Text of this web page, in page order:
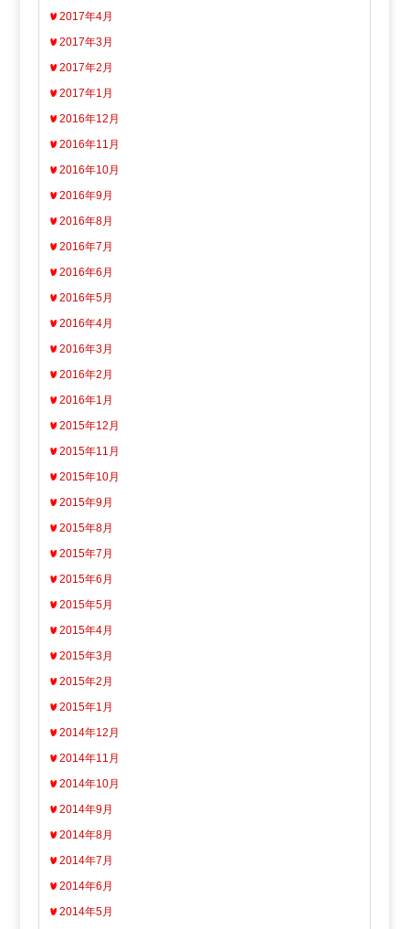
2017年4月
2017年3月
2017年2月
2017年1月
2016年12月
2016年11月
2016年10月
2016年9月
2016年8月
2016年7月
2016年6月
2016年5月
2016年4月
2016年3月
2016年2月
2016年1月
2015年12月
2015年11月
2015年10月
2015年9月
2015年8月
2015年7月
2015年6月
2015年5月
2015年4月
2015年3月
2015年2月
2015年1月
2014年12月
2014年11月
2014年10月
2014年9月
2014年8月
2014年7月
2014年6月
2014年5月